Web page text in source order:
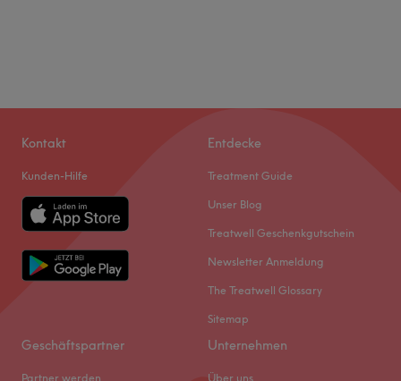
Kontakt
Kunden-Hilfe
Entdecke
Treatment Guide
Unser Blog
Treatwell Geschenkgutschein
Newsletter Anmeldung
The Treatwell Glossary
Sitemap
Geschäftspartner
Partner werden
Unternehmen
Über uns